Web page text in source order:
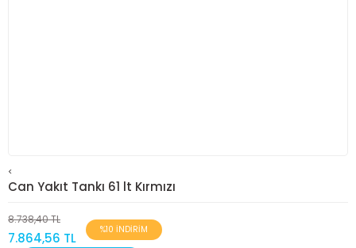
<
Can Yakıt Tankı 61 lt Kırmızı
8.738,40 TL
7.864,56 TL
%10 İNDİRİM